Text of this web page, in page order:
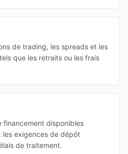
de trading, les spreads et les
que les retraits ou les frais
financement disponibles
les exigences de dépôt
de traitement.